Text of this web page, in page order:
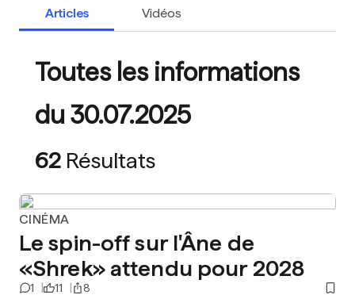
Articles Vidéos
Toutes les informations
du 30.07.2025
62 Résultats
CINÉMA
Le spin-off sur l'Âne de
«Shrek» attendu pour 2028
1 11 8